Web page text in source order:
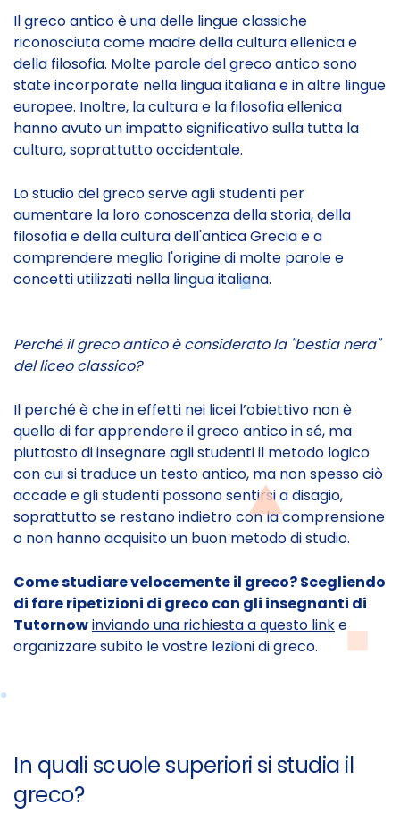
Il greco antico è una delle lingue classiche
riconosciuta come madre della cultura ellenica e
della filosofia. Molte parole del greco antico sono
state incorporate nella lingua italiana e in altre lingue
europee. Inoltre, la cultura e la filosofia ellenica
hanno avuto un impatto significativo sulla tutta la
cultura, soprattutto occidentale.
Lo studio del greco serve agli studenti per
aumentare la loro conoscenza della storia, della
filosofia e della cultura dell'antica Grecia e a
comprendere meglio l'origine di molte parole e
concetti utilizzati nella lingua italiana.
Perché il greco antico è considerato la "bestia nera"
del liceo classico?
Il perché è che in effetti nei licei l’obiettivo non è
quello di far apprendere il greco antico in sé, ma
piuttosto di insegnare agli studenti il metodo logico
con cui si traduce un testo antico, ma non spesso ciò
accade e gli studenti possono sentirsi a disagio,
soprattutto se restano indietro con la comprensione
o non hanno acquisito un buon metodo di studio.
Come studiare velocemente il greco? Scegliendo
di fare ripetizioni di greco con gli insegnanti di
Tutornowinviando una richiesta a questo linke
organizzare subito le vostre lezioni di greco.
In quali scuole superiori si studia il
greco?